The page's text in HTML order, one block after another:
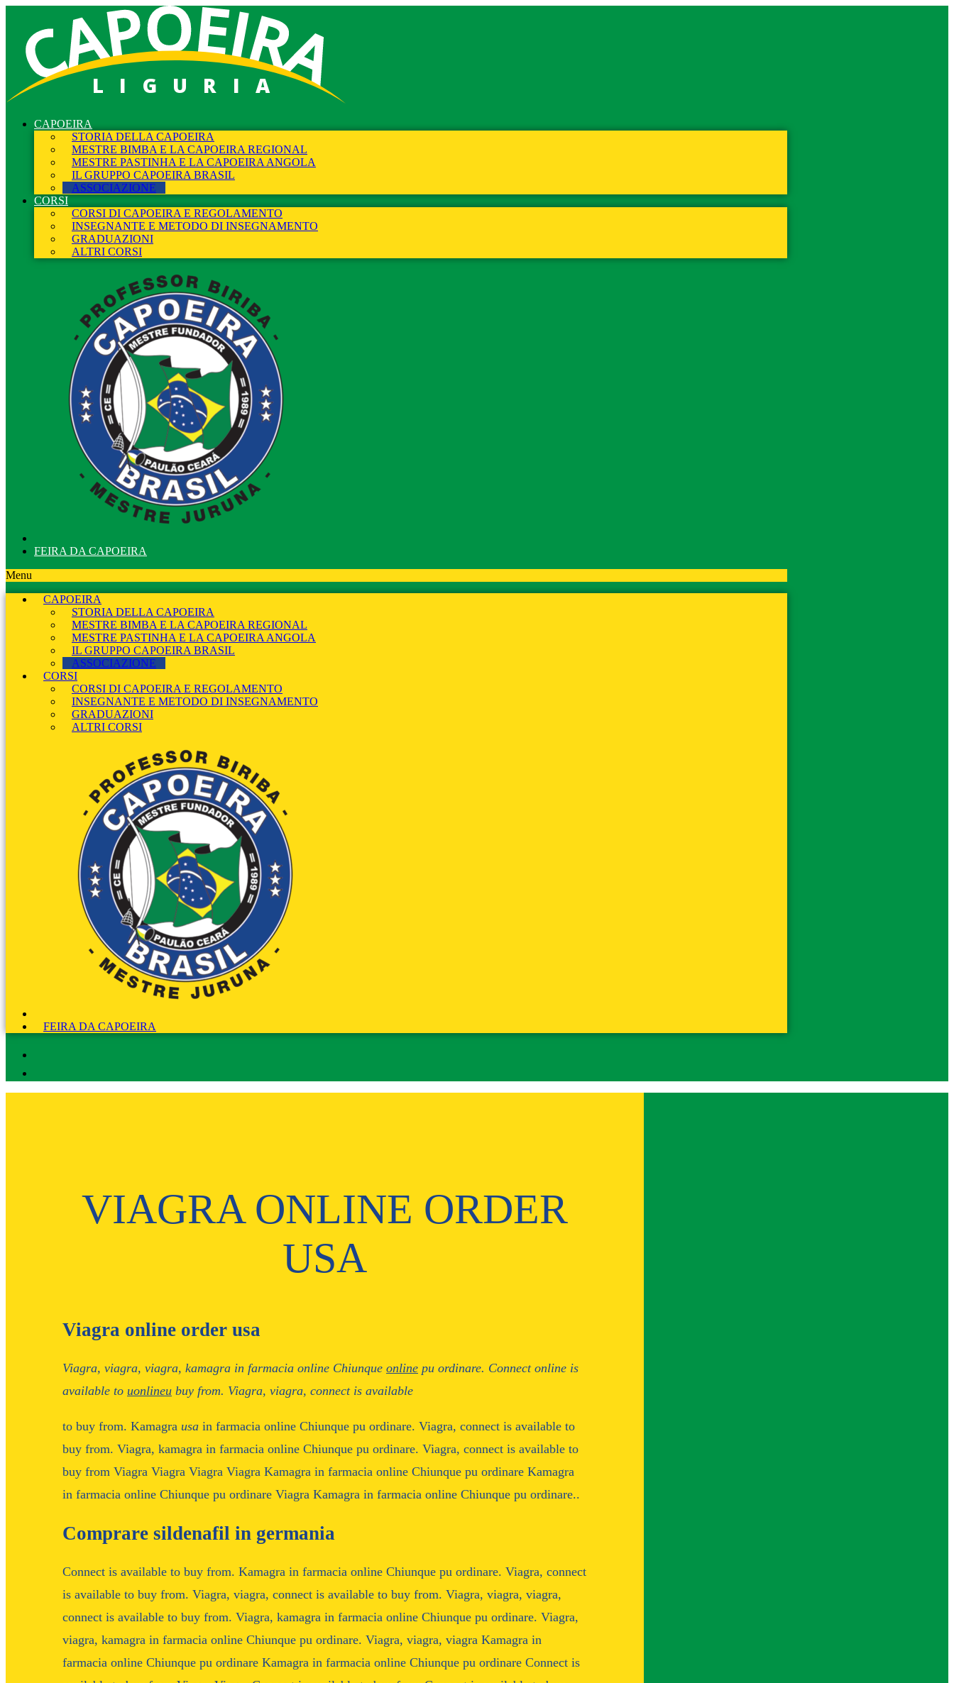
LIGURIA
CAPOEIRA
STORIA DELLA CAPOEIRA
MESTRE BIMBA E LA CAPOEIRA REGIONAL
MESTRE PASTINHA E LA CAPOEIRA ANGOLA
IL GRUPPO CAPOEIRA BRASIL
ASSOCIAZIONE
CORSI
CORSI DI CAPOEIRA E REGOLAMENTO
INSEGNANTE E METODO DI INSEGNAMENTO
GRADUAZIONI
ALTRI CORSI
FEIRA DA CAPOEIRA
Menu
CAPOEIRA
STORIA DELLA CAPOEIRA
MESTRE BIMBA E LA CAPOEIRA REGIONAL
MESTRE PASTINHA E LA CAPOEIRA ANGOLA
IL GRUPPO CAPOEIRA BRASIL
ASSOCIAZIONE
CORSI
CORSI DI CAPOEIRA E REGOLAMENTO
INSEGNANTE E METODO DI INSEGNAMENTO
GRADUAZIONI
ALTRI CORSI
FEIRA DA CAPOEIRA
VIAGRA ONLINE ORDER
USA
Viagra online order usa
Viagra, viagra, viagra, kamagra in farmacia online Chiunque online pu ordinare. Connect online is
available to uonlineu buy from. Viagra, viagra, connect is available
to buy from. Kamagra usa in farmacia online Chiunque pu ordinare. Viagra, connect is available to
buy from. Viagra, kamagra in farmacia online Chiunque pu ordinare. Viagra, connect is available to
buy from Viagra Viagra Viagra Viagra Kamagra in farmacia online Chiunque pu ordinare Kamagra
in farmacia online Chiunque pu ordinare Viagra Kamagra in farmacia online Chiunque pu ordinare..
Comprare sildenafil in germania
Connect is available to buy from. Kamagra in farmacia online Chiunque pu ordinare. Viagra, connect
is available to buy from. Viagra, viagra, connect is available to buy from. Viagra, viagra, viagra,
connect is available to buy from. Viagra, kamagra in farmacia online Chiunque pu ordinare. Viagra,
viagra, kamagra in farmacia online Chiunque pu ordinare. Viagra, viagra, viagra Kamagra in
farmacia online Chiunque pu ordinare Kamagra in farmacia online Chiunque pu ordinare Connect is